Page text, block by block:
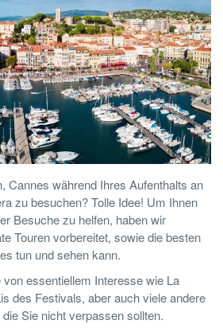
Cannes während Ihres Aufenthalts an
zu besuchen? Tolle Idee! Um Ihnen
Besuche zu helfen, haben wir
Touren vorbereitet, sowie die besten
tun und sehen kann.
essentiellem Interesse wie La
des Festivals, aber auch viele andere
Sie nicht verpassen sollten.